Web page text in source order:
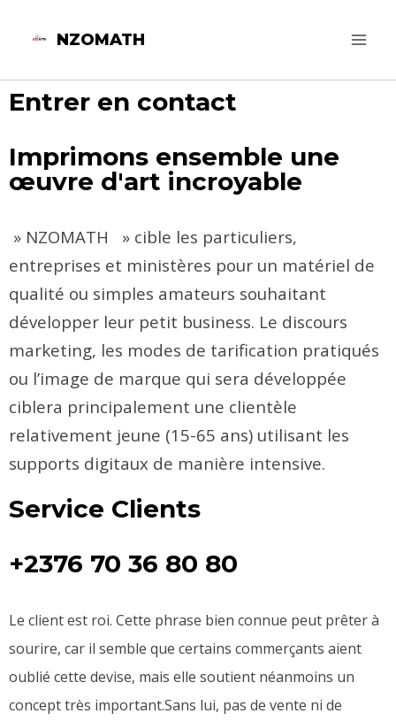
NZOMATH
Entrer en contact
Imprimons ensemble une
œuvre d'art incroyable
» NZOMATH » cible les particuliers,
entreprises et ministères pour un matériel de
qualité ou simples amateurs souhaitant
développer leur petit business. Le discours
marketing, les modes de tarification pratiqués
ou l’image de marque qui sera développée
ciblera principalement une clientèle
relativement jeune (15-65 ans) utilisant les
supports digitaux de manière intensive.
Service Clients
+2376 70 36 80 80
Le client est roi. Cette phrase bien connue peut prêter à
sourire, car il semble que certains commerçants aient
oublié cette devise, mais elle soutient néanmoins un
concept très important.Sans lui, pas de vente ni de